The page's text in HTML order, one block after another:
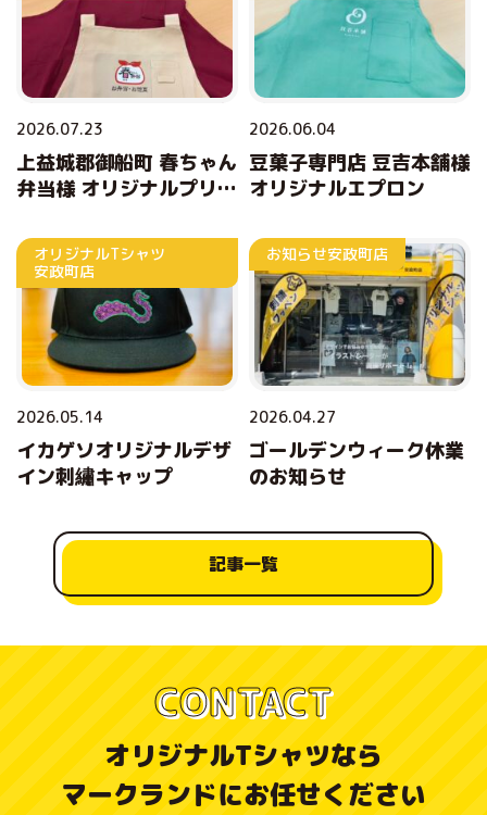
2026.07.23
上益城郡御船町 春ちゃん
弁当様 オリジナルプリン
2026.06.04
豆菓子専門店 豆吉本舗様
オリジナルエプロン
オリジナルTシャツ
安政町店
2026.05.14
イカゲソオリジナルデザ
イン刺繡キャップ
お知らせ安政町店
2026.04.27
ゴールデンウィーク休業
のお知らせ
記事一覧
CONTACT
オリジナルTシャツなら
マークランドにお任せください